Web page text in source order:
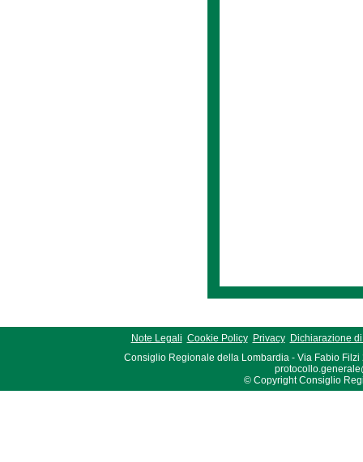
Note Legali Cookie Policy Privacy
Dichiarazione
Consiglio Regionale della Lombardia - Via Fabio Filzi
© Copyright Consiglio